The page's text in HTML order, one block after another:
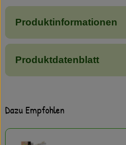
Produktinformationen
Produktdatenblatt
Dazu Empfohlen